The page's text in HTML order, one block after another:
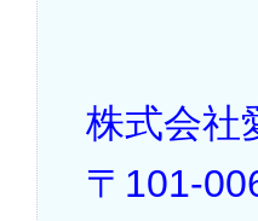
株式会社
〒101-